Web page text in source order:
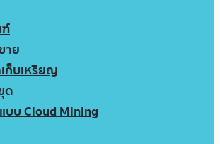
าย
เก็บเหรียญ
ด
บบ Cloud Mining